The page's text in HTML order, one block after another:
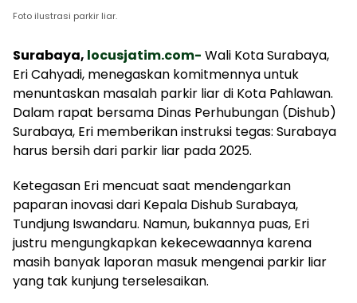
Foto ilustrasi parkir liar.
Surabaya, locusjatim.com- Wali Kota Surabaya,
Eri Cahyadi, menegaskan komitmennya untuk
menuntaskan masalah parkir liar di Kota Pahlawan.
Dalam rapat bersama Dinas Perhubungan (Dishub)
Surabaya, Eri memberikan instruksi tegas: Surabaya
harus bersih dari parkir liar pada 2025.
Ketegasan Eri mencuat saat mendengarkan
paparan inovasi dari Kepala Dishub Surabaya,
Tundjung Iswandaru. Namun, bukannya puas, Eri
justru mengungkapkan kekecewaannya karena
masih banyak laporan masuk mengenai parkir liar
yang tak kunjung terselesaikan.